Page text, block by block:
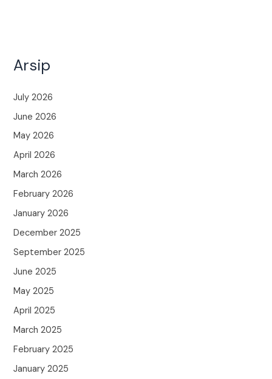
Arsip
July 2026
June 2026
May 2026
April 2026
March 2026
February 2026
January 2026
December 2025
September 2025
June 2025
May 2025
April 2025
March 2025
February 2025
January 2025